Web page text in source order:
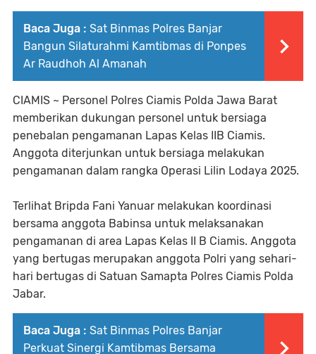
Baca Juga : Sat Binmas Polres Banjar
Bangun Silaturahmi Kamtibmas di Ponpes
Ar Raudhoh Al Amanah
CIAMIS ~ Personel Polres Ciamis Polda Jawa Barat
memberikan dukungan personel untuk bersiaga
penebalan pengamanan Lapas Kelas IIB Ciamis.
Anggota diterjunkan untuk bersiaga melakukan
pengamanan dalam rangka Operasi Lilin Lodaya 2025.
Terlihat Bripda Fani Yanuar melakukan koordinasi
bersama anggota Babinsa untuk melaksanakan
pengamanan di area Lapas Kelas II B Ciamis. Anggota
yang bertugas merupakan anggota Polri yang sehari-
hari bertugas di Satuan Samapta Polres Ciamis Polda
Jabar.
Baca Juga : Sat Binmas Polres Banjar
Perkuat Sinergi Kamtibmas Bersama